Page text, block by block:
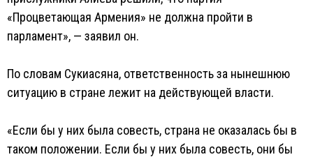
«Процветающая Армения» не должна пройти в
парламент», — заявил он.
По словам Сукиасяна, ответственность за нынешнюю
ситуацию в стране лежит на действующей власти.
«Если бы у них была совесть, страна не оказалась бы в
таком положении. Если бы у них была совесть, они бы